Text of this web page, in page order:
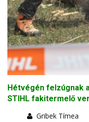
Hétvégén felzúgnak
STIHL fakitermelő
Gribek Tímea